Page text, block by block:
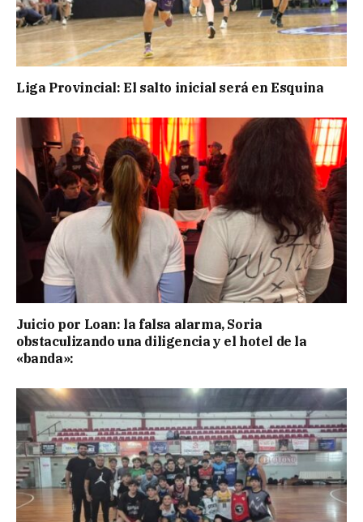
Liga Provincial: El salto inicial será en Esquina
Juicio por Loan: la falsa alarma, Soria
obstaculizando una diligencia y el hotel de la
«banda»: